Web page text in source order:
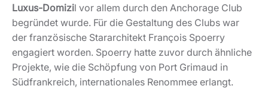
Luxus-Domizil vor allem durch den Anchorage Club
begründet wurde. Für die Gestaltung des Clubs war
der französische Stararchitekt François Spoerry
engagiert worden. Spoerry hatte zuvor durch ähnliche
Projekte, wie die Schöpfung von Port Grimaud in
Südfrankreich, internationales Renommee erlangt.